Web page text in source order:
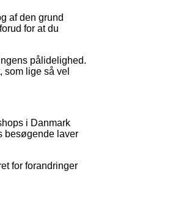
af den grund
for at du
pålidelighed.
som lige så vel
i Danmark
besøgende laver
for forandringer